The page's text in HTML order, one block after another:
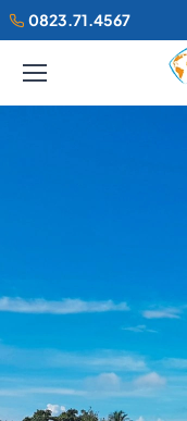
0823.71.4567